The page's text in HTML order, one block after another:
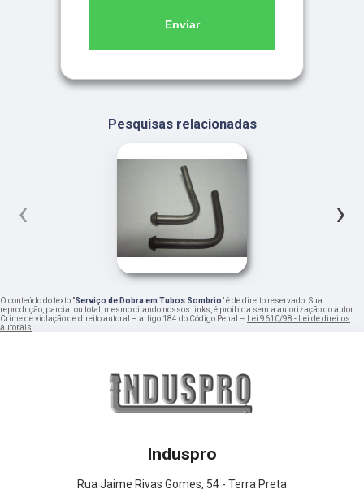
Enviar
Pesquisas relacionadas
‹ ›
O conteúdo do texto "Serviço de Dobra em Tubos Sombrio" é de direito reservado. Sua
reprodução, parcial ou total, mesmo citando nossos links, é proibida sem a autorização do autor.
Crime de violação de direito autoral – artigo 184 do Código Penal – Lei 9610/98 - Lei de direitos
autorais.
Induspro
Rua Jaime Rivas Gomes, 54 - Terra Preta